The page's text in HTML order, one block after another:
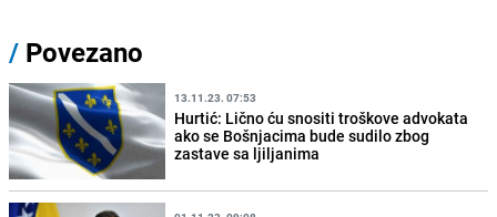
/ Povezano
13.11.23. 07:53
Hurtić: Lično ću snositi troškove advokata
ako se Bošnjacima bude sudilo zbog
zastave sa ljiljanima